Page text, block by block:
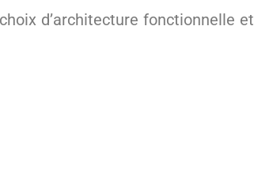
d’architecture fonctionnelle et